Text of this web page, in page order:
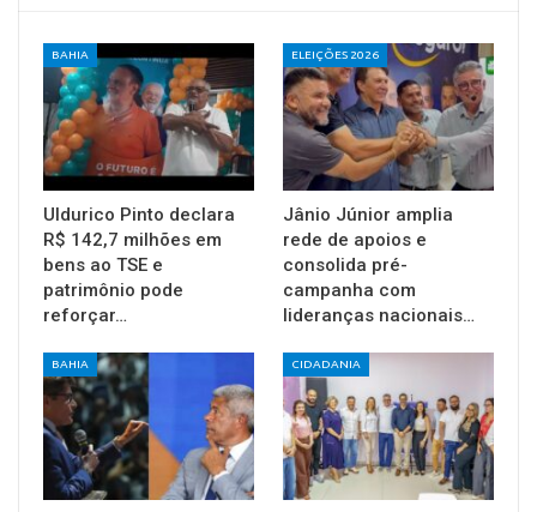
BAHIA
Uldurico Pinto declara
R$ 142,7 milhões em
bens ao TSE e
patrimônio pode
reforçar…
ELEIÇÕES 2026
Jânio Júnior amplia
rede de apoios e
consolida pré-
campanha com
lideranças nacionais…
BAHIA CIDADANIA